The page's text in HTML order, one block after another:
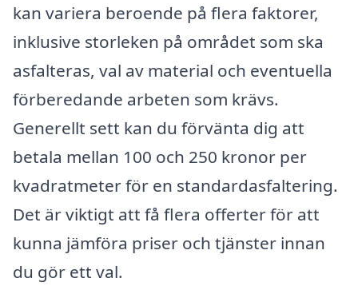
kan variera beroende på flera faktorer,
inklusive storleken på området som ska
asfalteras, val av material och eventuella
förberedande arbeten som krävs.
Generellt sett kan du förvänta dig att
betala mellan 100 och 250 kronor per
kvadratmeter för en standardasfaltering.
Det är viktigt att få flera offerter för att
kunna jämföra priser och tjänster innan
du gör ett val.